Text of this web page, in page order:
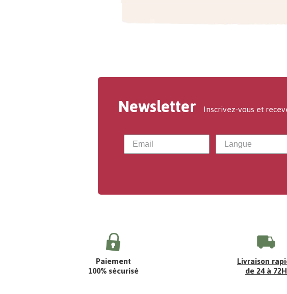
Newsletter Inscrivez-vous et
Paiement
100% sécurisé
Livraison
de 24 à 72H